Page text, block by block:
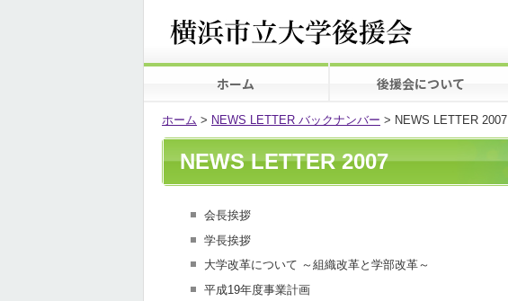
ホーム 後援会について
ホーム > NEWS LETTER バックナンバー > NEWS LETTER 2007
NEWS LETTER 2007
会長挨拶
学長挨拶
大学改革について ～組織改革と学部改革～
平成19年度事業計画